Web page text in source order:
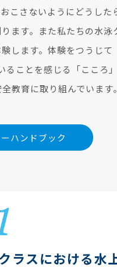
こさないようにどうし
ます。また私たちの水
します。体験をつうじて
ことを感じる「こころ
教育に取り組んでいます。
ハンドブック
ラスにおける水